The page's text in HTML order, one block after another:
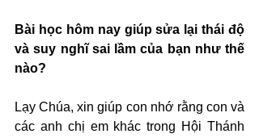
Bài học hôm nay giúp sửa lại thái độ
và suy nghĩ sai lầm của bạn như thế
nào?
Lạy Chúa, xin giúp con nhớ rằng con và
các anh chị em khác trong Hội Thánh